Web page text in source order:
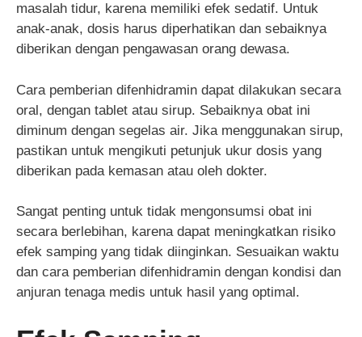
masalah tidur, karena memiliki efek sedatif. Untuk
anak-anak, dosis harus diperhatikan dan sebaiknya
diberikan dengan pengawasan orang dewasa.
Cara pemberian difenhidramin dapat dilakukan secara
oral, dengan tablet atau sirup. Sebaiknya obat ini
diminum dengan segelas air. Jika menggunakan sirup,
pastikan untuk mengikuti petunjuk ukur dosis yang
diberikan pada kemasan atau oleh dokter.
Sangat penting untuk tidak mengonsumsi obat ini
secara berlebihan, karena dapat meningkatkan risiko
efek samping yang tidak diinginkan. Sesuaikan waktu
dan cara pemberian difenhidramin dengan kondisi dan
anjuran tenaga medis untuk hasil yang optimal.